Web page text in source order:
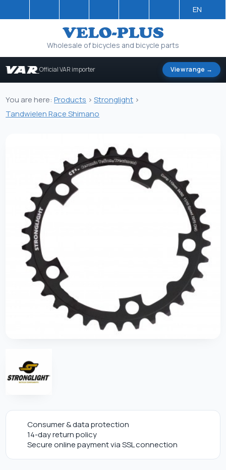
EN
Wholesale of bicycles and bicycle parts
Official VAR importer View range →
You are here:Products >Stronglight >
Tandwielen Race Shimano
Consumer & data protection
14-day return policy
Secure online payment via SSL connection